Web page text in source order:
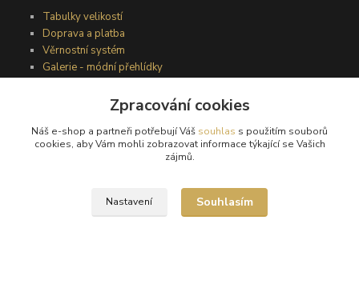
Tabulky velikostí
Doprava a platba
Věrnostní systém
Galerie - módní přehlídky
Podmínky užití webového rozhraní
Obchodní podmínky
Zpracování cookies
Náš e-shop a partneři potřebují Váš souhlas s použitím souborů
cookies, aby Vám mohli zobrazovat informace týkající se Vašich
zájmů.
Nastavení Souhlasím